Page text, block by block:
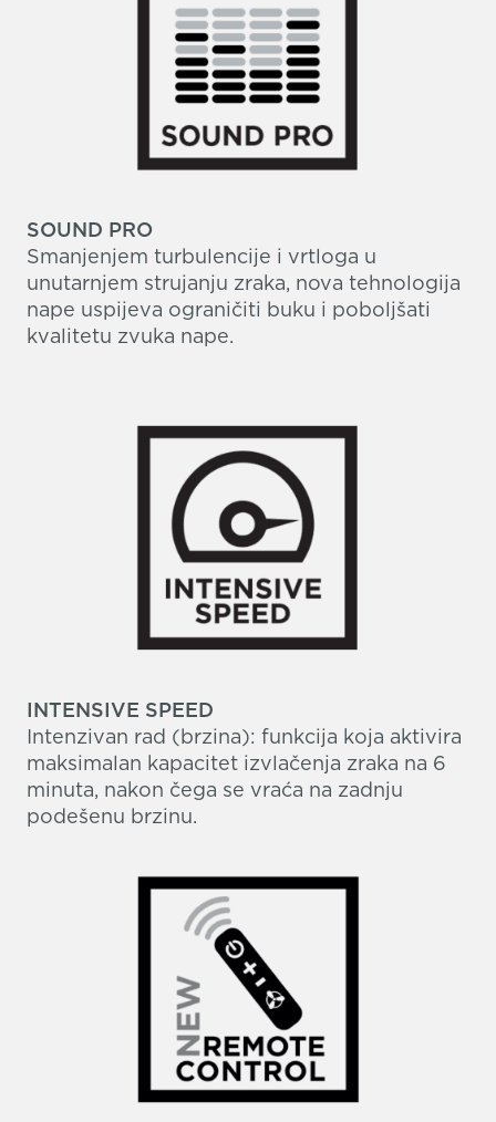
SOUND PRO
Smanjenjem turbulencije i vrtloga u
unutarnjem strujanju zraka, nova tehnologija
nape uspijeva ograničiti buku i poboljšati
kvalitetu zvuka nape.
INTENSIVE SPEED
Intenzivan rad (brzina): funkcija koja aktivira
maksimalan kapacitet izvlačenja zraka na 6
minuta, nakon čega se vraća na zadnju
podešenu brzinu.